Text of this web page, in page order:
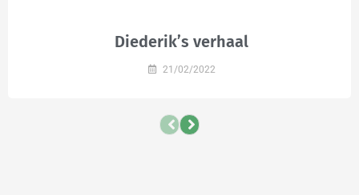
Diederik’s verhaal
21/02/2022